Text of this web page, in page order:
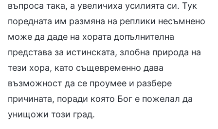
въпроса така, а увеличиха усилията си. Тук
поредната им размяна на реплики несъмнено
може да даде на хората допълнителна
представа за истинската, злобна природа на
тези хора, като същевременно дава
възможност да се проумее и разбере
причината, поради която Бог е пожелал да
унищожи този град.